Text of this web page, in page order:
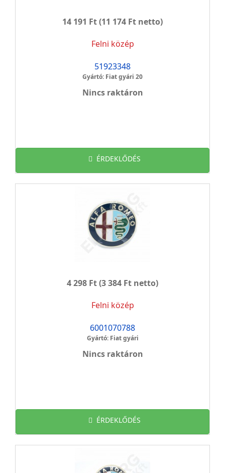
14 191 Ft(11 174 Ft netto)
Felni közép
51923348
Gyártó: Fiat gyári 20
Nincs raktáron
ÉRDEKLŐDÉS
4 298 Ft(3 384 Ft netto)
Felni közép
6001070788
Gyártó: Fiat gyári
Nincs raktáron
ÉRDEKLŐDÉS